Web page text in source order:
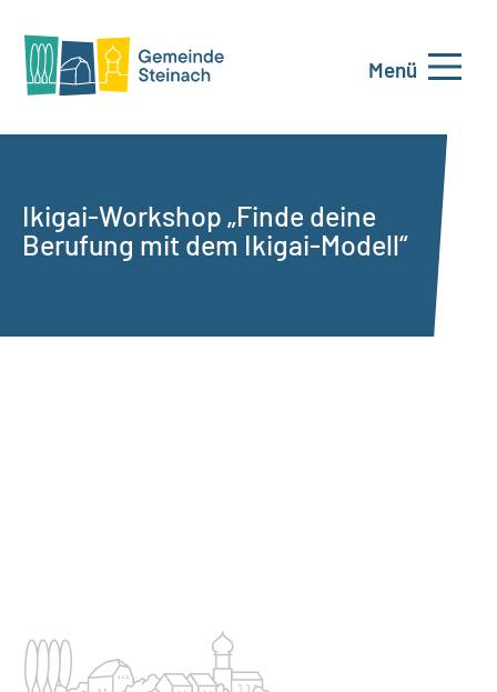
Menü
Ikigai-Workshop „Finde deine
Berufung mit dem Ikigai-Modell“